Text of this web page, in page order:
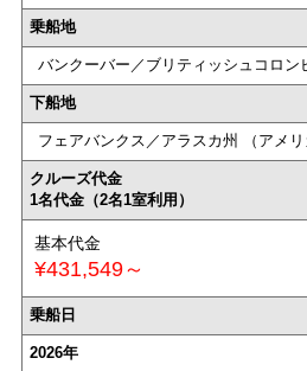
乗船地
バンクーバー／ブリティッシュコロン
下船地
フェアバンクス／アラスカ州 （アメリ
クルーズ代金
1名代金（2名1室利用）
基本代金
¥431,549～
乗船日
2026年